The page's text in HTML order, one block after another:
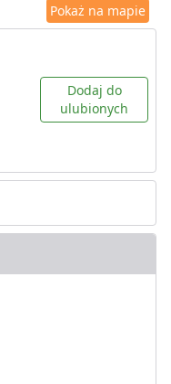
Pokaż na mapie
Dodaj do
ulubionych